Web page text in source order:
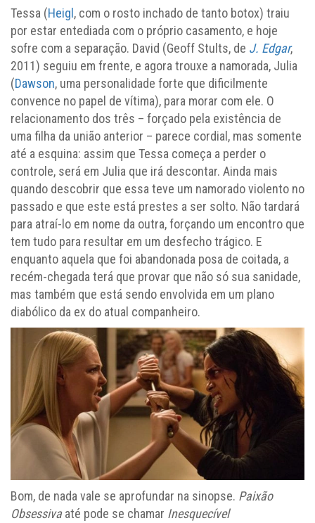
Tessa (Heigl , com o rosto inchado de tanto botox) traiu
por estar entediada com o próprio casamento, e hoje
sofre com a separação. David (Geoff Stults, de J. Edgar,
2011) seguiu em frente, e agora trouxe a namorada, Julia
(Dawson, uma personalidade forte que dificilmente
convence no papel de vítima), para morar com ele. O
relacionamento dos três – forçado pela existência de
uma filha da união anterior – parece cordial, mas somente
até a esquina: assim que Tessa começa a perder o
controle, será em Julia que irá descontar. Ainda mais
quando descobrir que essa teve um namorado violento no
passado e que este está prestes a ser solto. Não tardará
para atraí-lo em nome da outra, forçando um encontro que
tem tudo para resultar em um desfecho trágico. E
enquanto aquela que foi abandonada posa de coitada, a
recém-chegada terá que provar que não só sua sanidade,
mas também que está sendo envolvida em um plano
diabólico da ex do atual companheiro.
Bom, de nada vale se aprofundar na sinopse. Paixão
Obsessivaaté pode se chamar Inesquecível